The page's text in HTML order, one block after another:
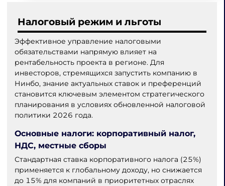
Налоговый режим и льготы
Эффективное управление налоговыми
обязательствами напрямую влияет на
рентабельность проекта в регионе. Для
инвесторов, стремящихся запустить компанию в
Нинбо, знание актуальных ставок и преференций
становится ключевым элементом стратегического
планирования в условиях обновленной налоговой
политики 2026 года.
Основные налоги: корпоративный налог,
НДС, местные сборы
Стандартная ставка корпоративного налога (25%)
применяется к глобальному доходу, но снижается
до 15% для компаний в приоритетных отраслях